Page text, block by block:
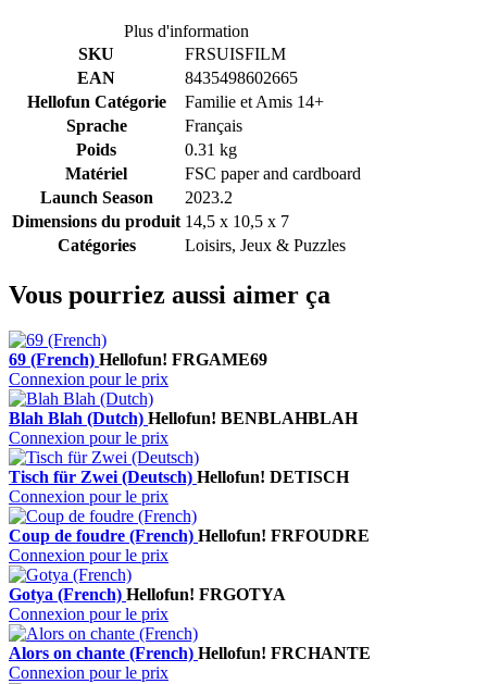
Plus d'information
SKU
FRSUISFILM
EAN
8435498602665
Hellofun Catégorie
Familie et Amis 14+
Sprache
Français
Poids
0.31 kg
Matériel
FSC paper and cardboard
Launch Season
2023.2
Dimensions du produit 14,5 x 10,5 x 7
Catégories
Loisirs, Jeux & Puzzles
Vous pourriez aussi aimer ça
69 (French) Hellofun! FRGAME69
Connexion pour le prix
Blah Blah (Dutch) Hellofun! BENBLAHBLAH
Connexion pour le prix
Tisch für Zwei (Deutsch) Hellofun! DETISCH
Connexion pour le prix
Coup de foudre (French) Hellofun! FRFOUDRE
Connexion pour le prix
Gotya (French) Hellofun! FRGOTYA
Connexion pour le prix
Alors on chante (French) Hellofun! FRCHANTE
Connexion pour le prix